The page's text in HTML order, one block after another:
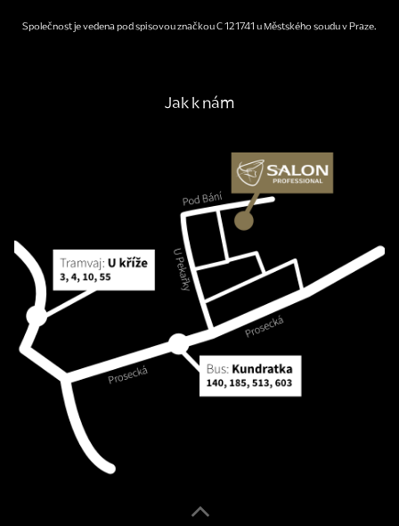
Společnost je vedena pod spisovou značkou C 121741 u Městského soudu v Praze.
Jak k nám